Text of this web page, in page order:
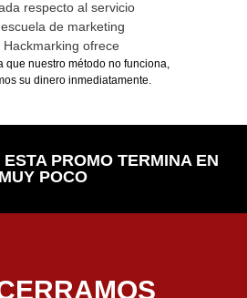
que nuestro método no funciona,
su dinero inmediatamente.
PROMO TERMINA EN
MUY POCO